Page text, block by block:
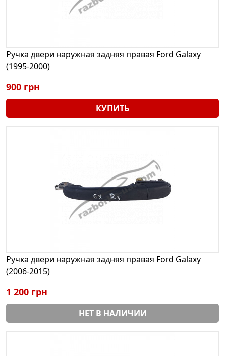
Ручка двери наружная задняя правая Ford Galaxy
(1995-2000)
900 грн
КУПИТЬ
Ручка двери наружная задняя правая Ford Galaxy
(2006-2015)
1 200 грн
НЕТ В НАЛИЧИИ